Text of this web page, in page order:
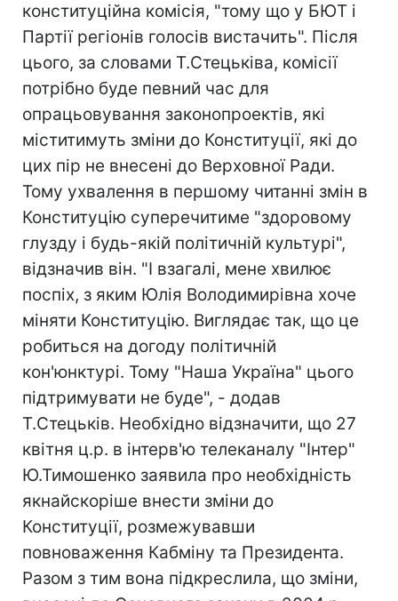
конституційна комісія, "тому що у БЮТ і
Партії регіонів голосів вистачить". Після
цього, за словами Т.Стецьківа, комісії
потрібно буде певний час для
опрацьовування законопроектів, які
міститимуть зміни до Конституції, які до
цих пір не внесені до Верховної Ради.
Тому ухвалення в першому читанні змін в
Конституцію суперечитиме "здоровому
глузду і будь-якій політичній культурі",
відзначив він. "І взагалі, мене хвилює
поспіх, з яким Юлія Володимирівна хоче
міняти Конституцію. Виглядає так, що це
робиться на догоду політичній
кон'юнктурі. Тому "Наша Україна" цього
підтримувати не буде", - додав
Т.Стецьків. Необхідно відзначити, що 27
квітня ц.р. в інтерв'ю телеканалу "Інтер"
Ю.Тимошенко заявила про необхідність
якнайскоріше внести зміни до
Конституції, розмежувавши
повноваження Кабміну та Президента.
Разом з тим вона підкреслила, що зміни,